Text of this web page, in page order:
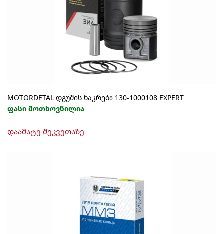
MOTORDETAL დგუშის ნაკრები 130-1000108 EXPERT
ფასი მოთხოვნილია
დაამატე შეკვეთაზე